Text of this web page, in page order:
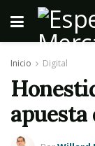
Inicio Digital
apuesta